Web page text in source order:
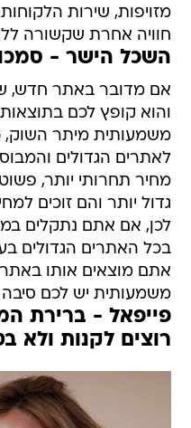
מזויפות, שירות
חוויה אחרת שקשורה
השכל הישר -
אם מדובר באתר חדש,
והוא קופץ לכם בתוצאות
משמעותית מיתר השוק,
לאתרים הגדולים
מחיר תחרותי יותר,
גדול יותר והם זוכים
לכן, אם אתם נתקלים
בכל האתרים הגדולים
אתם מוצאים אותו באתר
משמעותית יש לכם סיבה
פייפאל - ברירת
רוצים לקנות ולא